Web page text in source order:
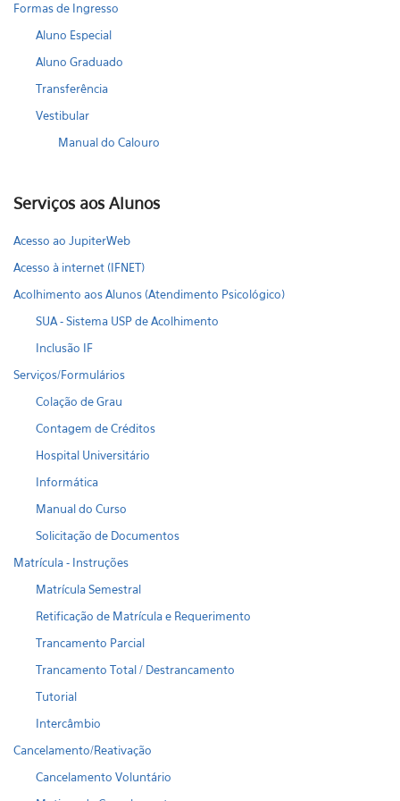
Formas de Ingresso
Aluno Especial
Aluno Graduado
Transferência
Vestibular
Manual do Calouro
Serviços aos Alunos
Acesso ao JupiterWeb
Acesso à internet (IFNET)
Acolhimento aos Alunos (Atendimento Psicológico)
SUA - Sistema USP de Acolhimento
Inclusão IF
Serviços/Formulários
Colação de Grau
Contagem de Créditos
Hospital Universitário
Informática
Manual do Curso
Solicitação de Documentos
Matrícula - Instruções
Matrícula Semestral
Retificação de Matrícula e Requerimento
Trancamento Parcial
Trancamento Total / Destrancamento
Tutorial
Intercâmbio
Cancelamento/Reativação
Cancelamento Voluntário